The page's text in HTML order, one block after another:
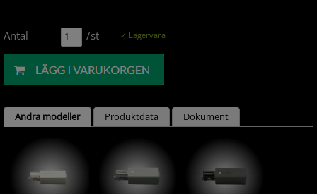
Antal /st ✓ Lagervara
Andra modeller Produktdata Dokument